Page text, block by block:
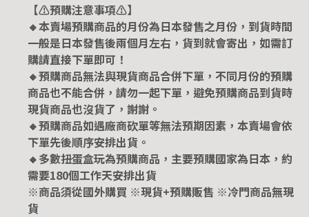
【⚠️預購注意事項⚠️】
🔸本賣場預購商品的月份為日本發售之月份，到貨時間
一般是日本發售後兩個月左右，貨到就會寄出，如需訂
購請直接下單即可！
🔸預購商品無法與現貨商品合併下單，不同月份的預購
商品也不能合併，請勿一起下單，避免預購商品到貨時
現貨商品也沒貨了，謝謝。
🔸預購商品如遇廠商砍單等無法預期因素，本賣場會依
下單先後順序安排出貨。
🔸多數扭蛋盒玩為預購商品，主要預購國家為日本，約
需要180個工作天安排出貨
※商品須從國外購買 ※現貨+預購販售 ※冷門商品無現
貨